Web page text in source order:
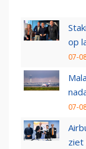
op
07-
07-
ziet